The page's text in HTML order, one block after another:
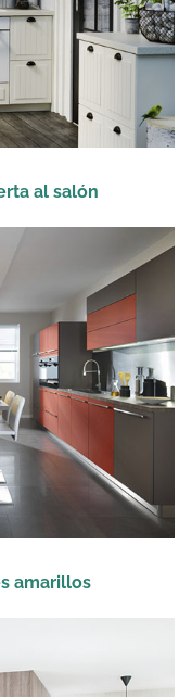
al salón
amarillos